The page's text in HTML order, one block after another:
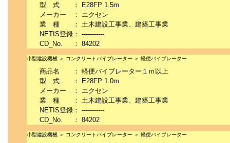
型 式
：
E28FP 1.5m
メーカー
： エクセン
業 種
： 土木建設工事業、建築工事業
NETIS登録 ： -----------
CD_No.
： 84202
小型建設機械 ＞ コンクリートバイブレーター ＞ 軽便バイブレーター
商品名 ： 軽便バイブレーター１ｍ以上
型 式
：
E28FP 1.0m
メーカー
： エクセン
業 種
： 土木建設工事業、建築工事業
NETIS登録 ： -----------
CD_No.
： 84202
小型建設機械 ＞ コンクリートバイブレーター ＞ 軽便バイブレーター